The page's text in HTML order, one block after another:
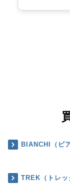
BIANCHI（ビ
TREK（トレッ